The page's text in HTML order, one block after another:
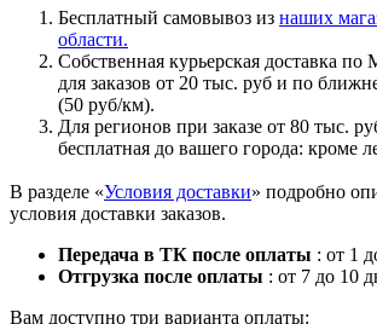
Бесплатный самовывоз из наших
области.
Собственная курьерская доставка по
для заказов от 20 тыс. руб и по
(50 руб/км).
Для регионов при заказе от 80 тыс.
бесплатная до вашего города: кроме
В разделе «Условия доставки» подробно
условия доставки заказов.
Передача в ТК после оплаты : от 1
Отгрузка после оплаты : от 7 до 10
Вам доступно три варианта оплаты: